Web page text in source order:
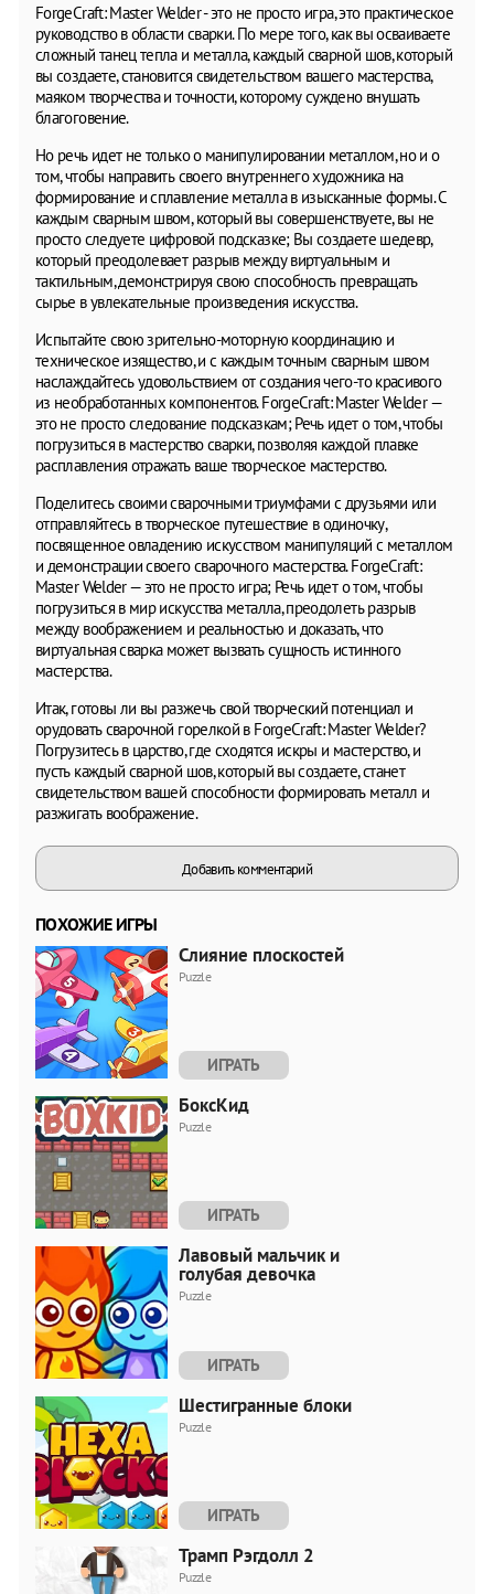
ForgeCraft: Master Welder - это не просто игра, это практическое
руководство в области сварки. По мере того, как вы осваиваете
сложный танец тепла и металла, каждый сварной шов, который
вы создаете, становится свидетельством вашего мастерства,
маяком творчества и точности, которому суждено внушать
благоговение.
Но речь идет не только о манипулировании металлом, но и о
том, чтобы направить своего внутреннего художника на
формирование и сплавление металла в изысканные формы. С
каждым сварным швом, который вы совершенствуете, вы не
просто следуете цифровой подсказке; Вы создаете шедевр,
который преодолевает разрыв между виртуальным и
тактильным, демонстрируя свою способность превращать
сырье в увлекательные произведения искусства.
Испытайте свою зрительно-моторную координацию и
техническое изящество, и с каждым точным сварным швом
наслаждайтесь удовольствием от создания чего-то красивого
из необработанных компонентов. ForgeCraft: Master Welder —
это не просто следование подсказкам; Речь идет о том, чтобы
погрузиться в мастерство сварки, позволяя каждой плавке
расплавления отражать ваше творческое мастерство.
Поделитесь своими сварочными триумфами с друзьями или
отправляйтесь в творческое путешествие в одиночку,
посвященное овладению искусством манипуляций с металлом
и демонстрации своего сварочного мастерства. ForgeCraft:
Master Welder — это не просто игра; Речь идет о том, чтобы
погрузиться в мир искусства металла, преодолеть разрыв
между воображением и реальностью и доказать, что
виртуальная сварка может вызвать сущность истинного
мастерства.
Итак, готовы ли вы разжечь свой творческий потенциал и
орудовать сварочной горелкой в ForgeCraft: Master Welder?
Погрузитесь в царство, где сходятся искры и мастерство, и
пусть каждый сварной шов, который вы создаете, станет
свидетельством вашей способности формировать металл и
разжигать воображение.
Добавить комментарий
ПОХОЖИЕ ИГРЫ
Слияние плоскостей
Puzzle
ИГРАТЬ
БоксКид
Puzzle
ИГРАТЬ
Лавовый мальчик и
голубая девочка
Puzzle
ИГРАТЬ
Шестигранные блоки
Puzzle
ИГРАТЬ
Трамп Рэгдолл 2
Puzzle